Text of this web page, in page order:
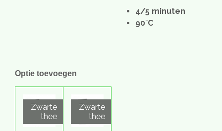
4/5 minuten
90°C
Optie toevoegen
Zwarte
thee
Zwarte
thee